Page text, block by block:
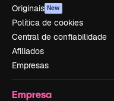
Originais New
Política de cookies
Central de confiabilidade
Afiliados
Empresas
Empresa